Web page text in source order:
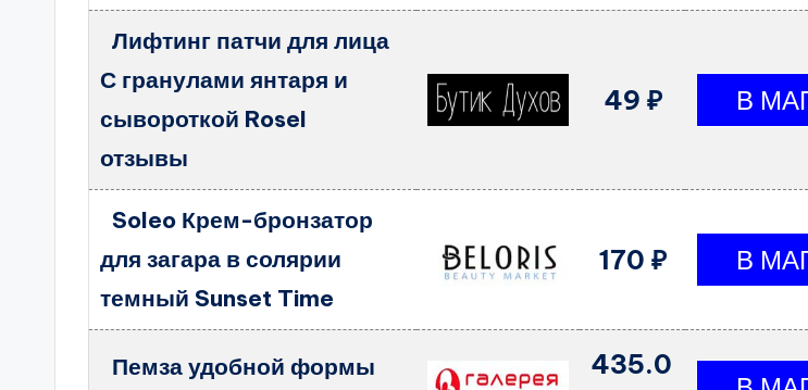
Лифтинг патчи для лица
С гранулами янтаря и
сывороткой Rosel
отзывы
49 ₽
Soleo Крем-бронзатор
для загара в солярии
темный Sunset Time
170 ₽
Пемза удобной формы
435.0